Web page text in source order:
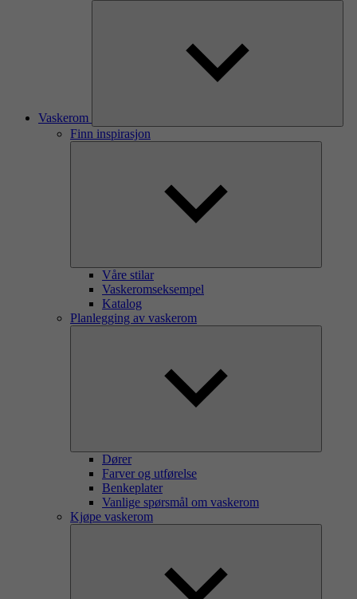
Vaskerom
Finn inspirasjon
Våre stilar
Vaskeromseksempel
Katalog
Planlegging av vaskerom
Dører
Farver og utførelse
Benkeplater
Vanlige spørsmål om vaskerom
Kjøpe vaskerom